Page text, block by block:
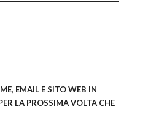
EMAIL E SITO WEB IN
LA PROSSIMA VOLTA CHE